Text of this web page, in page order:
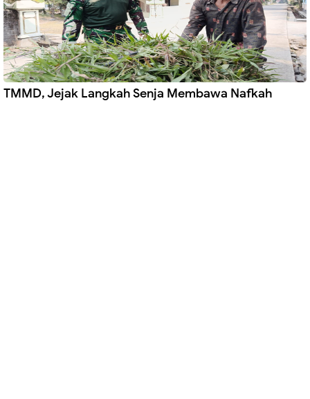
TMMD, Jejak Langkah Senja Membawa Nafkah